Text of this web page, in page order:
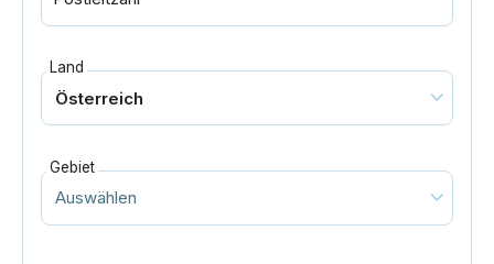
Land
Gebiet